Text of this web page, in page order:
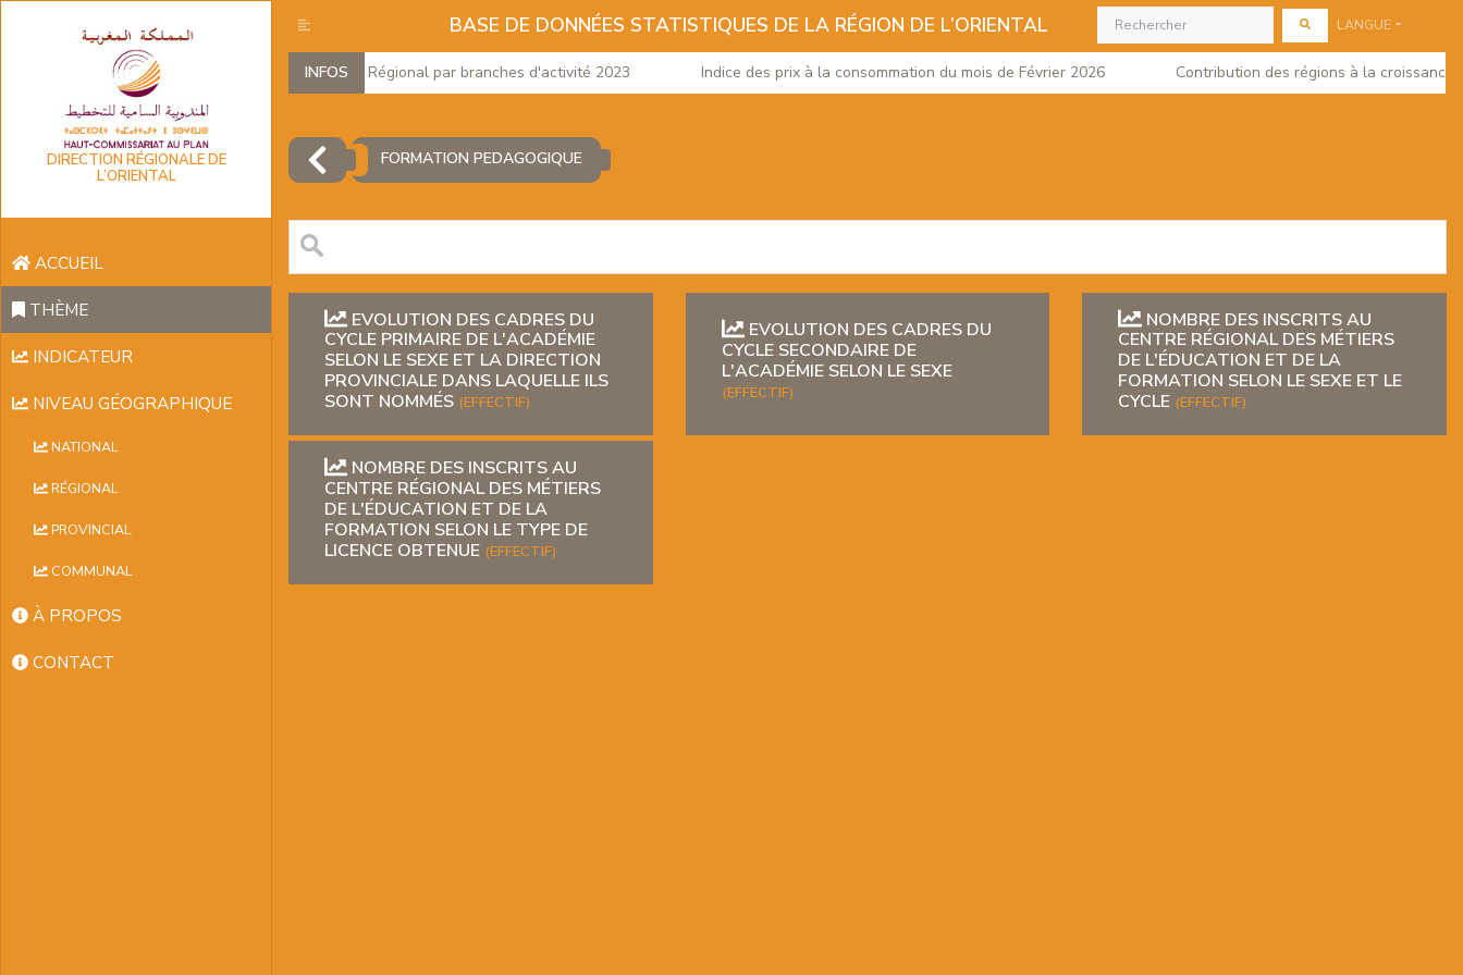
DIRECTION RÉGIONALE DE
L’ORIENTAL
ACCUEIL
THÈME
INDICATEUR
NIVEAU GÉOGRAPHIQUE
NATIONAL
RÉGIONAL
PROVINCIAL
COMMUNAL
À PROPOS
CONTACT
BASE DE DONNÉES STATISTIQUES DE LA RÉGION DE L’ORIENTAL LANGUE
INFOS
Produit Intérieur Brut Régional par branches d'activité 2023 Indice des prix à la consommation du mois de Février 2026 Contribution des régions à la croissance
FORMATION PEDAGOGIQUE
EVOLUTION DES CADRES DU
CYCLE PRIMAIRE DE L'ACADÉMIE
SELON LE SEXE ET LA DIRECTION
PROVINCIALE DANS LAQUELLE ILS
SONT NOMMÉS (EFFECTIF)
EVOLUTION DES CADRES DU
CYCLE SECONDAIRE DE
L'ACADÉMIE SELON LE SEXE
(EFFECTIF)
NOMBRE DES INSCRITS AU
CENTRE RÉGIONAL DES MÉTIERS
DE L'ÉDUCATION ET DE LA
FORMATION SELON LE SEXE ET LE
CYCLE (EFFECTIF)
NOMBRE DES INSCRITS AU
CENTRE RÉGIONAL DES MÉTIERS
DE L'ÉDUCATION ET DE LA
FORMATION SELON LE TYPE DE
LICENCE OBTENUE (EFFECTIF)